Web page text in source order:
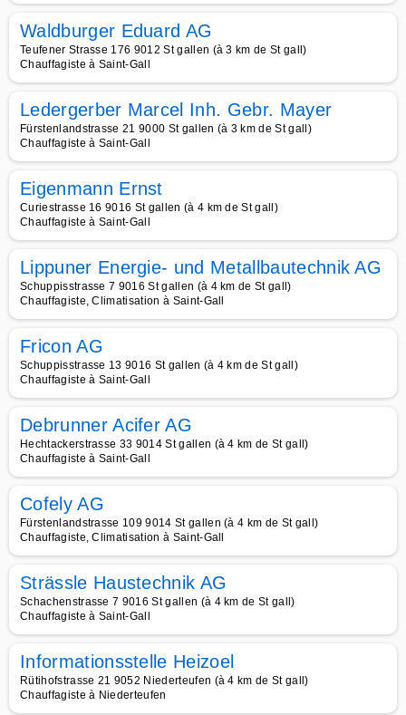
Waldburger Eduard AG
Teufener Strasse 176 9012 St gallen (à 3 km de St gall)
Chauffagiste à Saint-Gall
Ledergerber Marcel Inh. Gebr. Mayer
Fürstenlandstrasse 21 9000 St gallen (à 3 km de St gall)
Chauffagiste à Saint-Gall
Eigenmann Ernst
Curiestrasse 16 9016 St gallen (à 4 km de St gall)
Chauffagiste à Saint-Gall
Lippuner Energie- und Metallbautechnik AG
Schuppisstrasse 7 9016 St gallen (à 4 km de St gall)
Chauffagiste, Climatisation à Saint-Gall
Fricon AG
Schuppisstrasse 13 9016 St gallen (à 4 km de St gall)
Chauffagiste à Saint-Gall
Debrunner Acifer AG
Hechtackerstrasse 33 9014 St gallen (à 4 km de St gall)
Chauffagiste à Saint-Gall
Cofely AG
Fürstenlandstrasse 109 9014 St gallen (à 4 km de St gall)
Chauffagiste, Climatisation à Saint-Gall
Strässle Haustechnik AG
Schachenstrasse 7 9016 St gallen (à 4 km de St gall)
Chauffagiste à Saint-Gall
Informationsstelle Heizoel
Rütihofstrasse 21 9052 Niederteufen (à 4 km de St gall)
Chauffagiste à Niederteufen